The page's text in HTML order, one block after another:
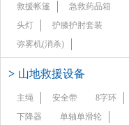
救援帐篷
急救药品箱
头灯
护膝护肘套装
弥雾机(消杀)
> 山地救援设备
主绳 安全带
8字环
下降器
单轴单滑轮